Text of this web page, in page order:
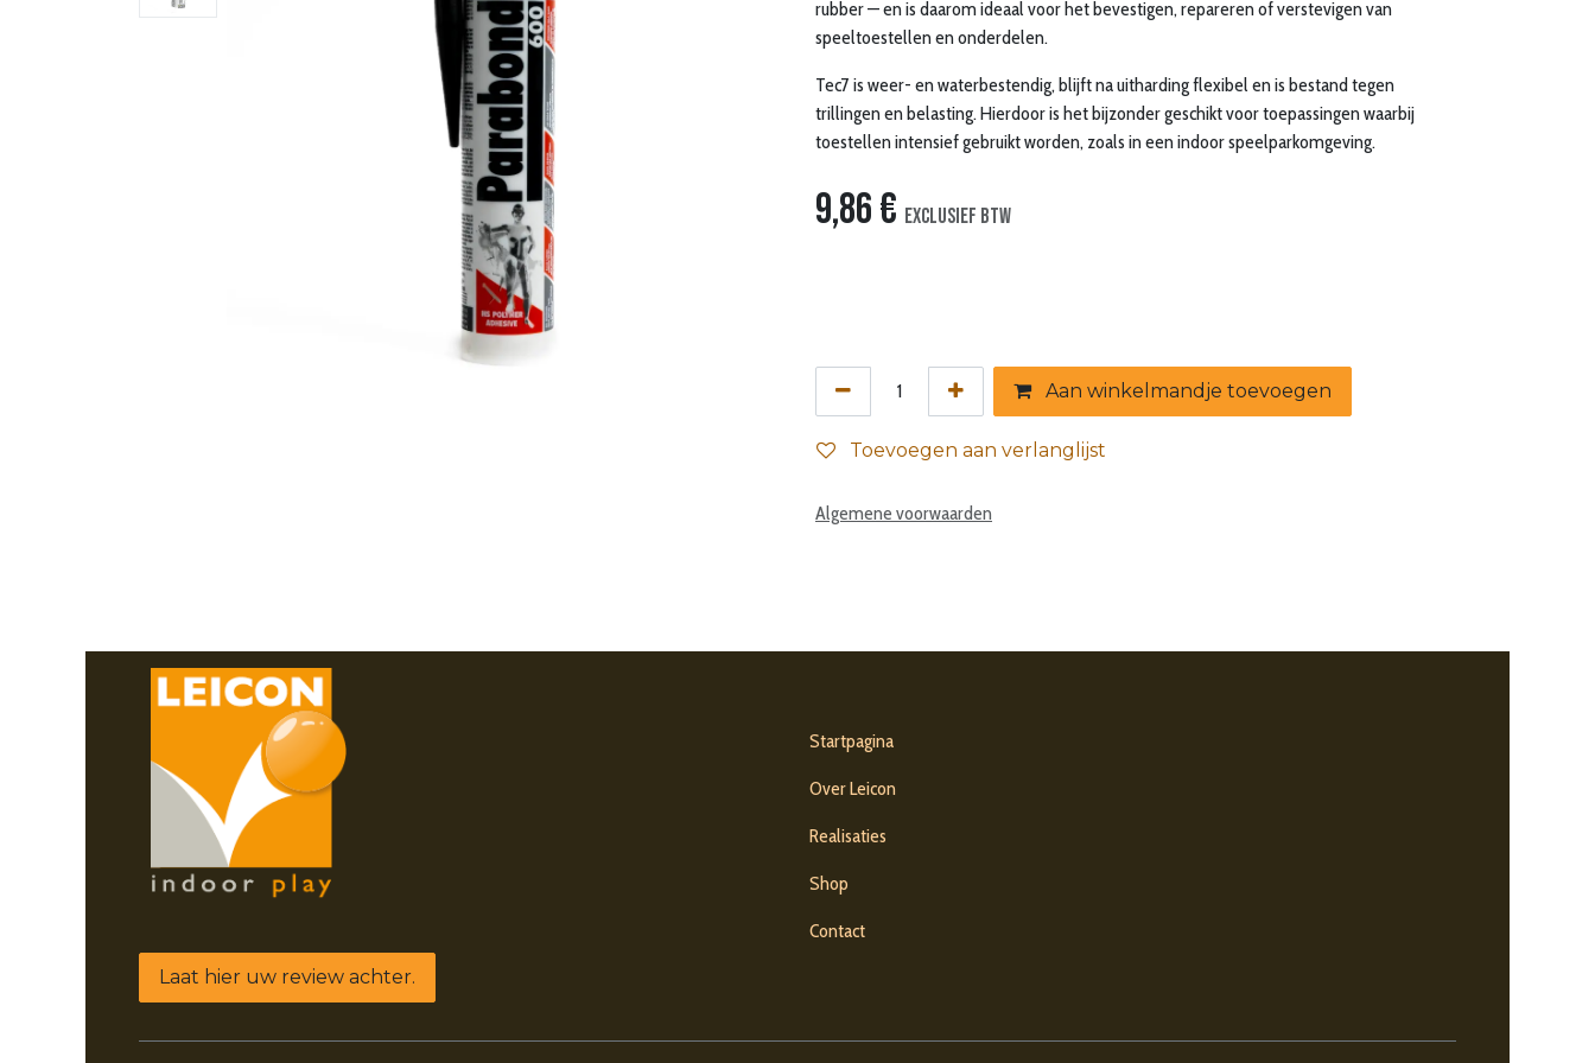
rubber — en is daarom ideaal voor het bevestigen, repareren of verstevigen van
speeltoestellen en onderdelen.
Tec7 is weer- en waterbestendig, blijft na uitharding flexibel en is bestand tegen
trillingen en belasting. Hierdoor is het bijzonder geschikt voor toepassingen waarbij
toestellen intensief gebruikt worden, zoals in een indoor speelparkomgeving.
9,86€ Exclusief btw
Aan winkelmandje toevoegen
Toevoegen aan verlanglijst
Algemene voorwaarden
Startpagina
Over Leicon
Realisaties
Shop
Contact
Laat hier uw review achter.